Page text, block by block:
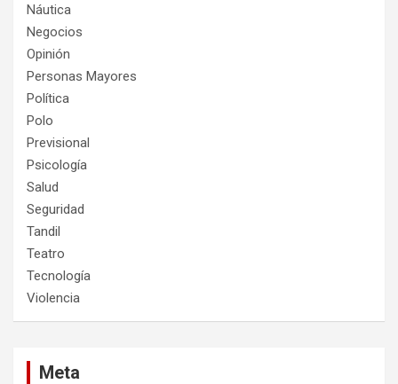
Náutica
Negocios
Opinión
Personas Mayores
Política
Polo
Previsional
Psicología
Salud
Seguridad
Tandil
Teatro
Tecnología
Violencia
Meta